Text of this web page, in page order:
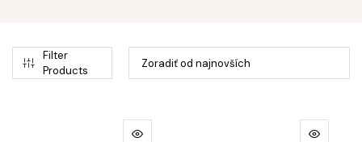
Filter
Products